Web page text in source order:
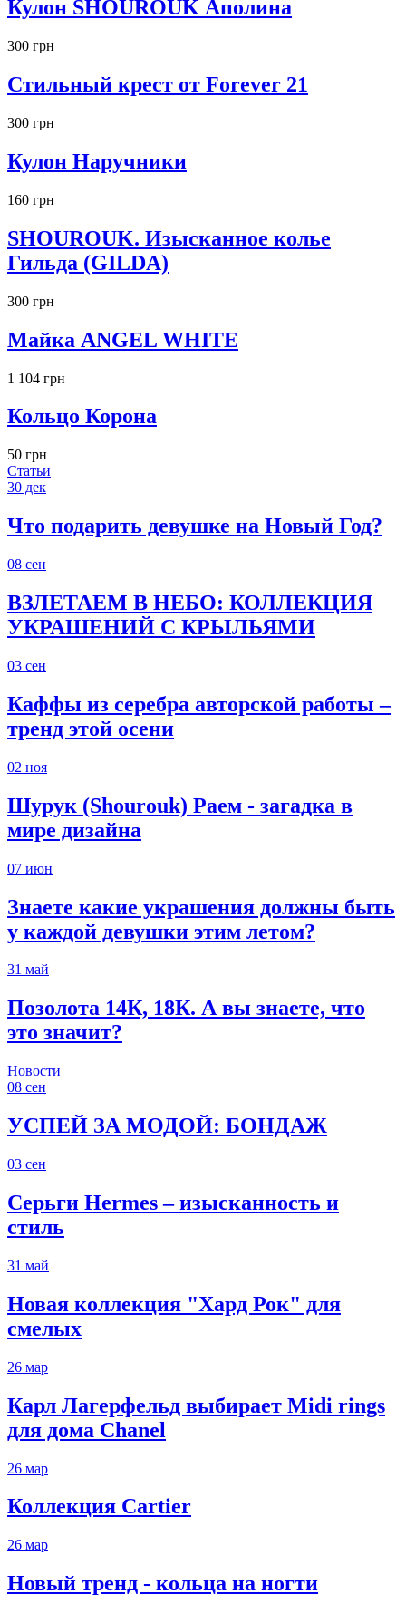
Кулон SHOUROUK Аполина
300 грн
Стильный крест от Forever 21
300 грн
Кулон Наручники
160 грн
SHOUROUK. Изысканное колье
Гильда (GILDA)
300 грн
Майка ANGEL WHITE
1 104 грн
Кольцо Корона
50 грн
Статьи
30 дек
Что подарить девушке на Новый Год?
08 сен
ВЗЛЕТАЕМ В НЕБО: КОЛЛЕКЦИЯ
УКРАШЕНИЙ С КРЫЛЬЯМИ
03 сен
Каффы из серебра авторской работы –
тренд этой осени
02 ноя
Шурук (Shourouk) Раем - загадка в
мире дизайна
07 июн
Знаете какие украшения должны быть
у каждой девушки этим летом?
31 май
Позолота 14К, 18К. А вы знаете, что
это значит?
Новости
08 сен
УСПЕЙ ЗА МОДОЙ: БОНДАЖ
03 сен
Серьги Hermes – изысканность и
стиль
31 май
Новая коллекция "Хард Рок" для
смелых
26 мар
Карл Лагерфельд выбирает Midi rings
для дома Chanel
26 мар
Коллекция Cartier
26 мар
Новый тренд - кольца на ногти